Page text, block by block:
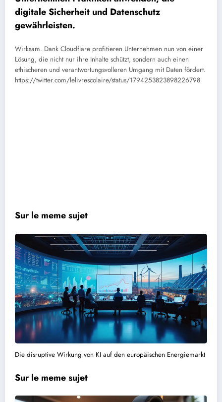
digitale Sicherheit und Datenschutz
gewährleisten.
Wirksam. Dank Cloudflare profitieren Unternehmen nun von einer
Lösung, die nicht nur ihre Inhalte schützt, sondern auch einen
ethischeren und verantwortungsvolleren Umgang mit Daten fördert.
https://twitter.com/lelivrescolaire/status/1794253823898226798
Sur le meme sujet
Die disruptive Wirkung von KI auf den europäischen Energiemarkt
Sur le meme sujet